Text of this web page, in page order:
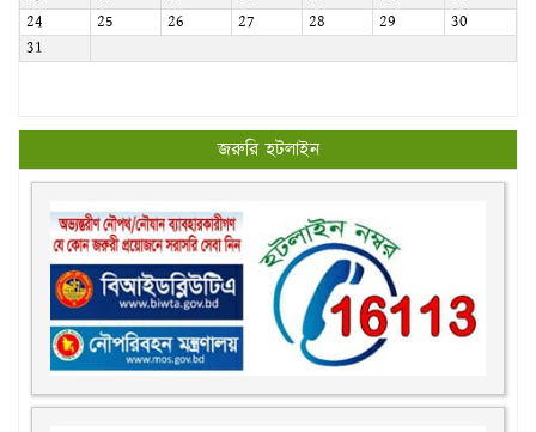
24
25 26 27 28 29
30
31
জরুরি হটলাইন